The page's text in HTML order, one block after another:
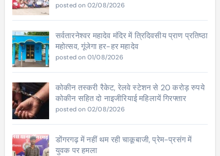
posted on 02/08/2026
सर्वतारनेश्वर महादेव मंदिर में त्रिदिवसीय प्राण प्रतिष्ठा
महोत्सव, गूंजेगा हर-हर महादेव
posted on 01/08/2026
कोकीन तस्करी रैकेट, रेलवे स्टेशन से 20 करोड़ रुपये
कोकीन सहित दो नाइजीरियाई महिलायें गिरफ्तार
posted on 02/08/2026
डोंगरगढ़ में नहीं थम रही चाकूबाजी, प्रेम-प्रसंग में
युवक पर हमला